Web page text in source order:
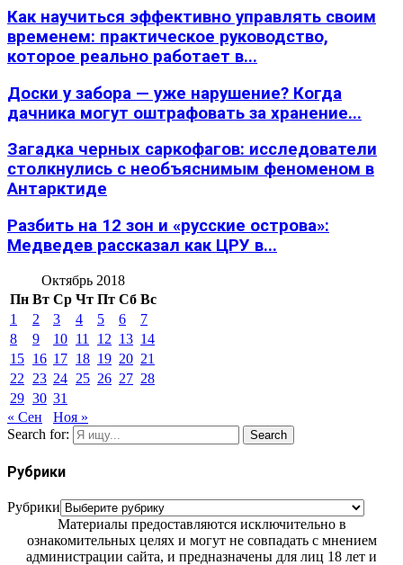
Как научиться эффективно управлять своим
временем: практическое руководство,
которое реально работает в...
Доски у забора — уже нарушение? Когда
дачника могут оштрафовать за хранение...
Загадка черных саркофагов: исследователи
столкнулись с необъяснимым феноменом в
Антарктиде
Разбить на 12 зон и «русские острова»:
Медведев рассказал как ЦРУ в...
Октябрь 2018
Пн Вт Ср Чт Пт Сб Вс
1
2 3 4 5 6
7
8
9 10 11 12 13 14
15 16 17 18 19 20 21
22
23 24 25 26 27 28
29 30 31
« Сен
Ноя »
Search for:
Search
Рубрики
Рубрики
Материалы предоставляются исключительно в
ознакомительных целях и могут не совпадать с мнением
администрации сайта, и предназначены для лиц 18 лет и